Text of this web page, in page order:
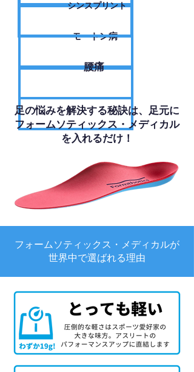
シンスプリント
モートン病
腰痛
足の悩みを解決する秘訣は、足元に
フォームソティックス・メディカル
を入れるだけ！
フォームソティックス・メディカルが
世界中で選ばれる理由